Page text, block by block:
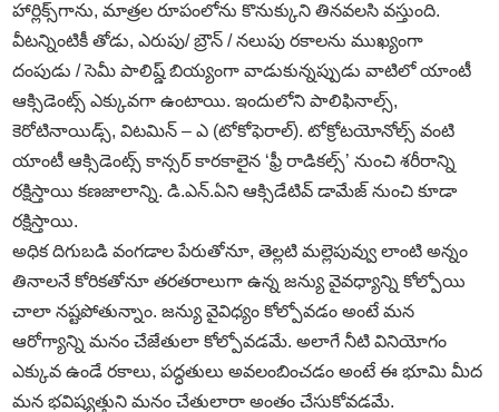
హార్లిక్స్‌గాను, మాత్రల రూపంలోను కొనుక్కుని తినవలసి వస్తుంది.
వీటన్నింటికీ తోడు, ఎరుపు/ బ్రౌన్‌ / నలుపు రకాలను ముఖ్యంగా
దంపుడు / సెమీ పాలిష్డ్‌ బియ్యంగా వాడుకున్నప్పుడు వాటిలో యాంటీ
ఆక్సిడెంట్స్‌ ఎక్కువగా ఉంటాయి. ఇందులోని పాలిఫినాల్స్‌,
కెరోటినాయిడ్స్‌, విటమిన్‌ – ఎ (టోకోఫెరాల్‌). టోక్రోటయోనోల్స్‌ వంటి
యాంటీ ఆక్సిడెంట్స్‌ కాన్సర్‌ కారకాలైన ‘ఫ్రీ రాడికల్స్‌’ నుంచి శరీరాన్ని
రక్షిస్తాయి కణజాలాన్ని. డి.ఎన్‌.ఏని ఆక్సిడేటివ్‌ డామేజ్‌ నుంచి కూడా
రక్షిస్తాయి.
అధిక దిగుబడి వంగడాల పేరుతోనూ, తెల్లటి మల్లెపువ్వు లాంటి అన్నం
తినాలనే కోరికతోనూ తరతరాలుగా ఉన్న జన్యు వైవధ్యాన్ని కోల్పోయి
చాలా నష్టపోతున్నాం. జన్యు వైవిధ్యం కోల్పోవడం అంటే మన
ఆరోగ్యాన్ని మనం చేజేతులా కోల్పోవడమే. అలాగే నీటి వినియోగం
ఎక్కువ ఉండే రకాలు, పద్ధతులు అవలంబించడం అంటే ఈ భూమి మీద
మన భవిష్యత్తుని మనం చేతులారా అంతం చేసుకోవడమే.